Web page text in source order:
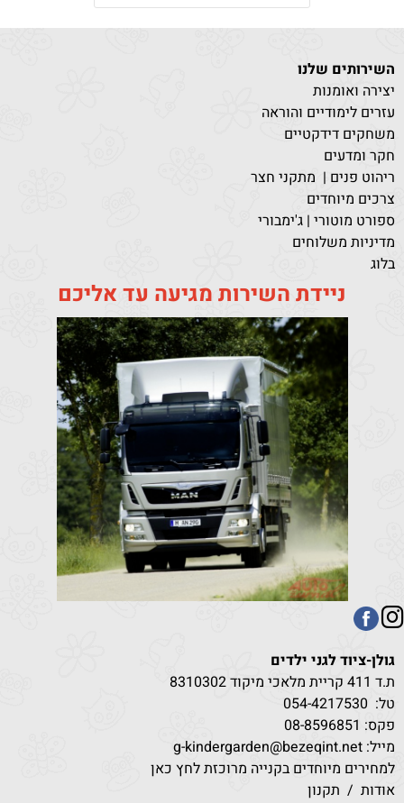
השירותים שלנו
יצירה ואומנות
עזרים לימודיים והוראה
משחקים דידקטיים
חקר ומדעים
ריהוט פנים | מתקני חצר
צרכים מיוחדים
ספורט מוטורי | ג'ימבורי
מדיניות משלוחים
בלוג
ניידת השירות מגיעה עד אליכם
גולן-ציוד לגני ילדים
ת.ד 411 קריית מלאכי מיקוד 8310302
טל:
054-4217530
פקס: 08-8596851
מייל: g-kindergarden@bezeqint.net
למחירים מיוחדים בקנייה מרוכזת לחץ כאן
אודות/ תקנון